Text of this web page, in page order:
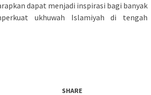
dapat menjadi inspirasi bagi banyak
ukhuwah Islamiyah di tengah
SHARE